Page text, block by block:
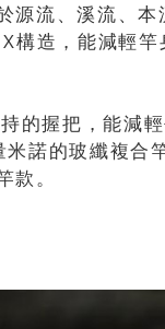
源流、溪流、
構造，能減輕
的握把，能減
諾的玻纖複合
。